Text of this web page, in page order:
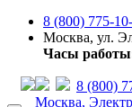
8 (800) 775-
Москва, ул.
Часы
8 (800)
Москва,